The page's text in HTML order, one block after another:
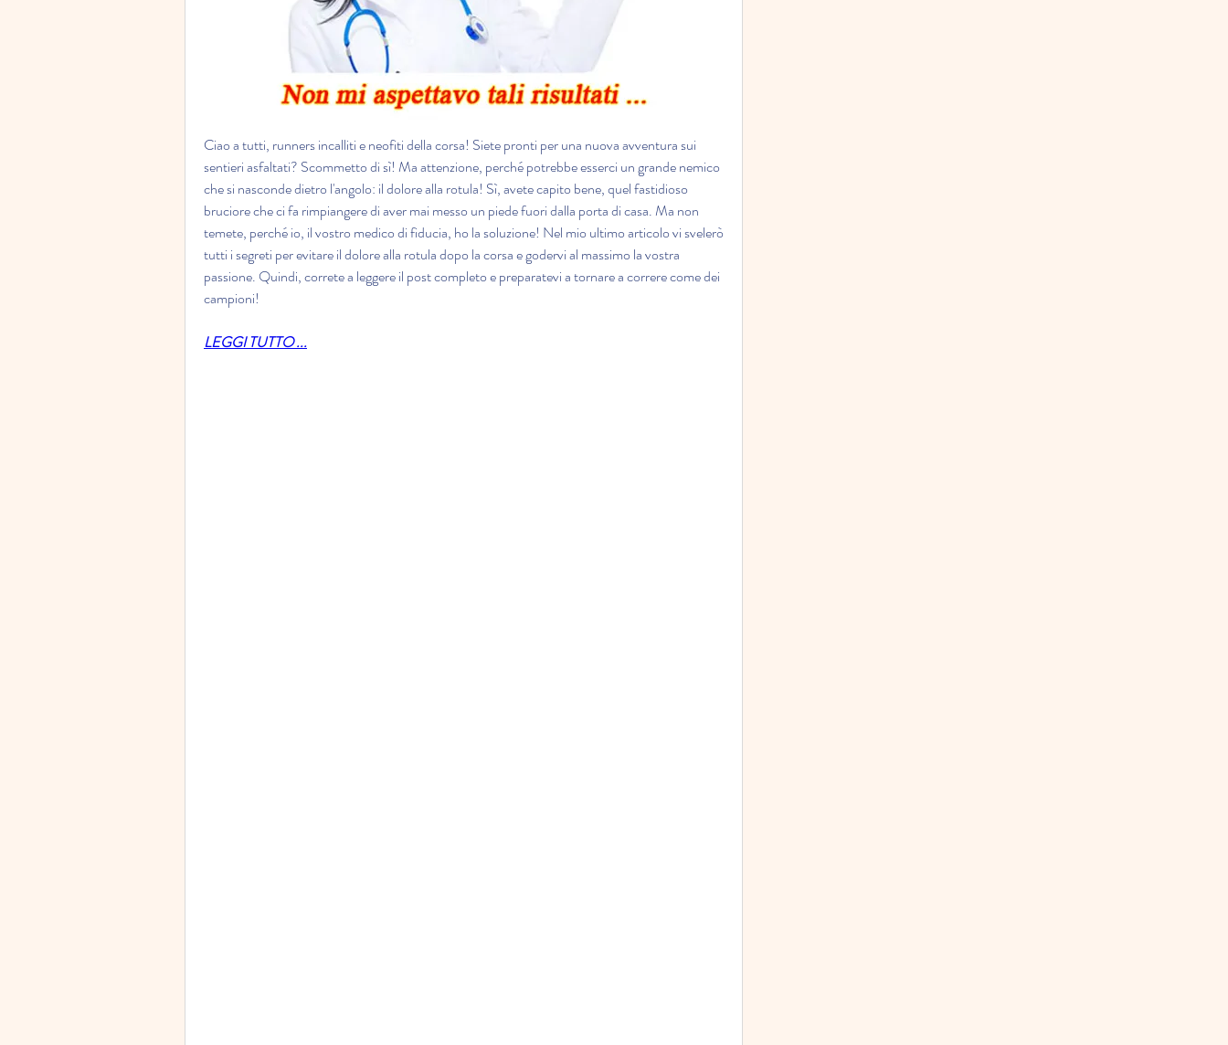
Ciao a tutti, runners incalliti e neofiti della corsa! Siete pronti per una nuova avventura sui
sentieri asfaltati? Scommetto di sì! Ma attenzione, perché potrebbe esserci un grande nemico
che si nasconde dietro l'angolo: il dolore alla rotula! Sì, avete capito bene, quel fastidioso
bruciore che ci fa rimpiangere di aver mai messo un piede fuori dalla porta di casa. Ma non
temete, perché io, il vostro medico di fiducia, ho la soluzione! Nel mio ultimo articolo vi svelerò
tutti i segreti per evitare il dolore alla rotula dopo la corsa e godervi al massimo la vostra
passione. Quindi, correte a leggere il post completo e preparatevi a tornare a correre come dei
campioni!
LEGGI TUTTO ...